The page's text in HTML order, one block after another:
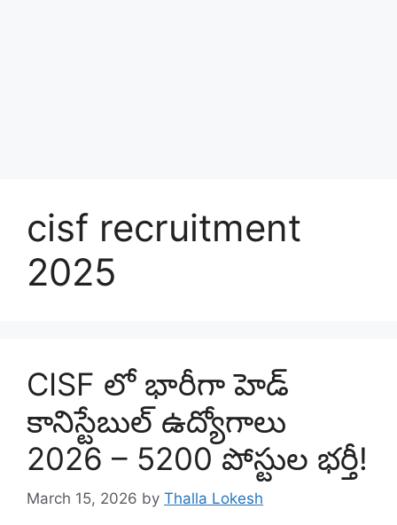
cisf recruitment
2025
CISF లో భారీగా హెడ్
కానిస్టేబుల్ ఉద్యోగాలు
2026 – 5200 పోస్టుల భర్తీ!
March 15, 2026 by Thalla Lokesh